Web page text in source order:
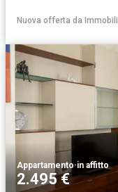
Nuova offerta da
Appartamento·in affitto
2.495 €